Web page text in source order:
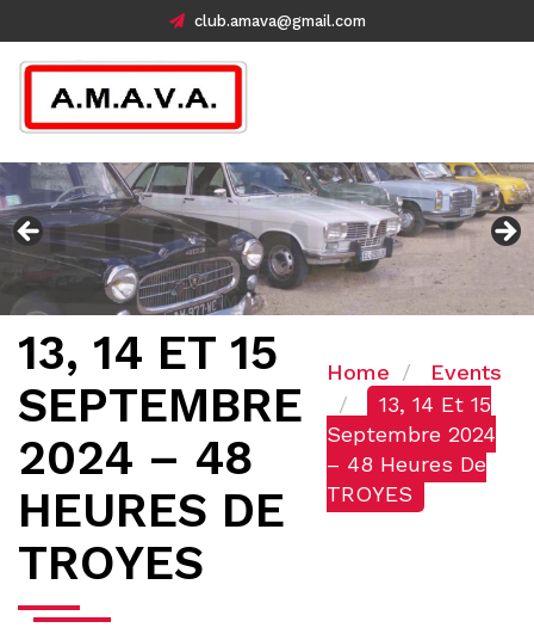
club.amava@gmail.com
13, 14 ET 15
SEPTEMBRE
2024 – 48
HEURES DE
TROYES
Home
Events
13, 14 Et 15
Septembre 2024
– 48 Heures De
TROYES